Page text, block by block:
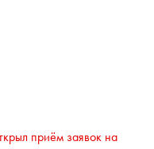
приём заявок на